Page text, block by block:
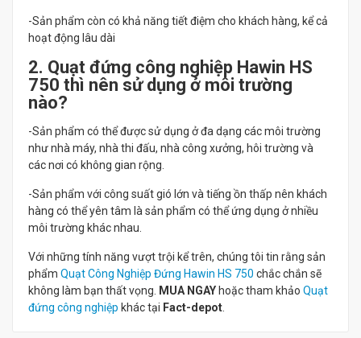
-Sản phẩm còn có khả năng tiết điệm cho khách hàng, kể cả
hoạt động lâu dài
2. Quạt đứng công nghiệp Hawin HS
750 thì nên sử dụng ở môi trường
nào?
-Sản phẩm có thể được sử dụng ở đa dạng các môi trường
như nhà máy, nhà thi đấu, nhà công xưởng, hôi trường và
các nơi có không gian rộng.
-Sản phẩm với công suất gió lớn và tiếng ồn thấp nên khách
hàng có thể yên tâm là sản phẩm có thể ứng dụng ở nhiều
môi trường khác nhau.
Với những tính năng vượt trội kể trên, chúng tôi tin rằng sản
phẩm Quạt Công Nghiệp Đứng Hawin HS 750 chắc chắn sẽ
không làm bạn thất vọng.
MUA NGAY hoặc tham khảo Quạt
đứng công nghiệp khác tại Fact-depot